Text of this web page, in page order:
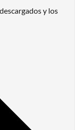
y los